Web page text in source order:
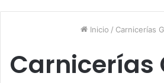
Inicio / Carnicerías
Carnicerías